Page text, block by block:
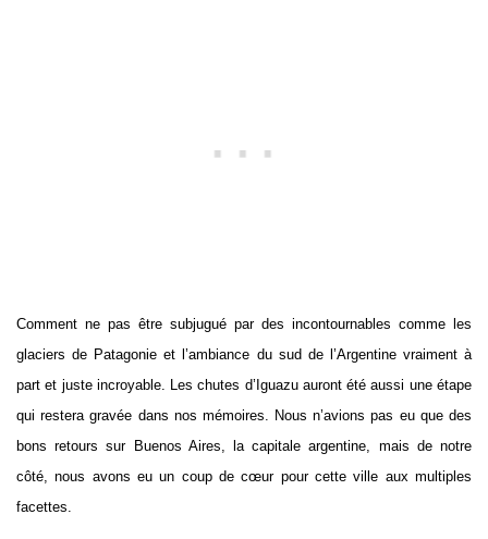
Comment ne pas être subjugué par des incontournables comme les
glaciers de Patagonie et l’ambiance du sud de l’Argentine vraiment à
part et juste incroyable. Les chutes d’Iguazu auront été aussi une étape
qui restera gravée dans nos mémoires. Nous n’avions pas eu que des
bons retours sur Buenos Aires, la capitale argentine, mais de notre
côté, nous avons eu un coup de cœur pour cette ville aux multiples
facettes.